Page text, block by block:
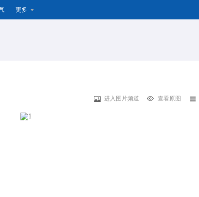
更多
进入图片频道 查看原图